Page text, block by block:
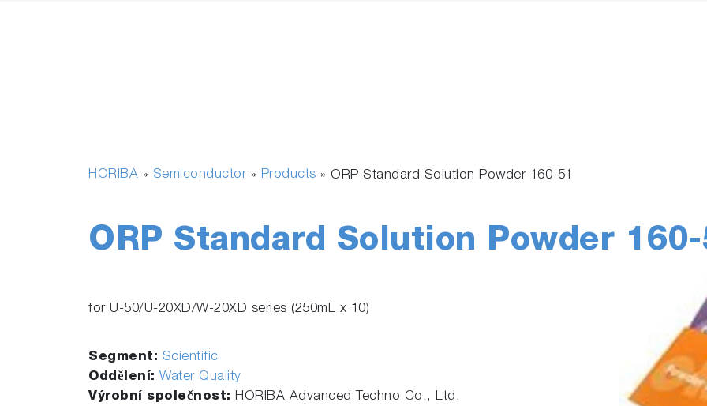
HORIBA » Semiconductor» Products » ORP Standard Solution Powder 160-51
ORP Standard Solution Powder
for U-50/U-20XD/W-20XD series (250mL x 10)
Segment: Scientific
Oddělení: Water Quality
Výrobní společnost: HORIBA Advanced Techno Co., Ltd.